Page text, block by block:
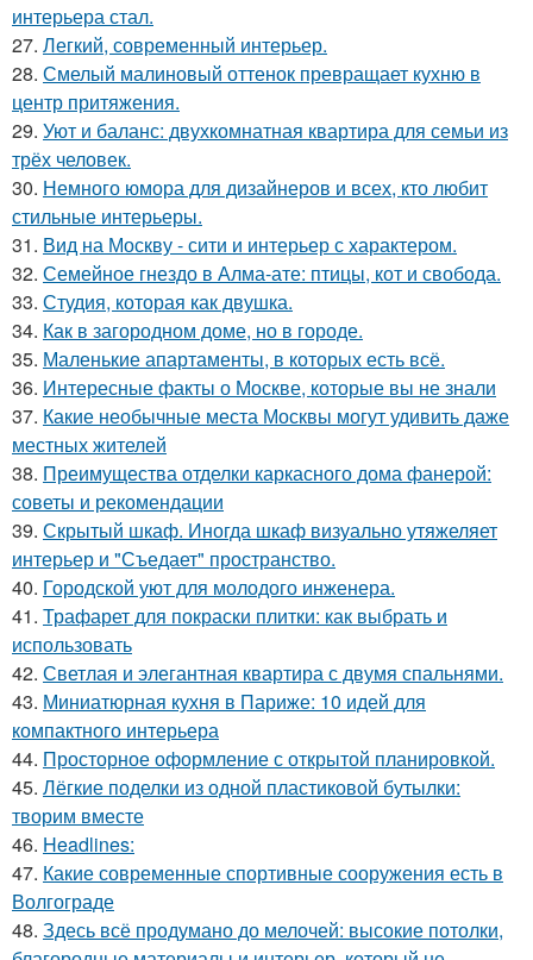
интерьера стал.
27. Легкий, современный интерьер.
28. Смелый малиновый оттенок превращает кухню в
центр притяжения.
29. Уют и баланс: двухкомнатная квартира для семьи из
трёх человек.
30. Немного юмора для дизайнеров и всех, кто любит
стильные интерьеры.
31. Вид на Москву - сити и интерьер с характером.
32. Семейное гнездо в Алма-ате: птицы, кот и свобода.
33. Студия, которая как двушка.
34. Как в загородном доме, но в городе.
35. Маленькие апартаменты, в которых есть всё.
36. Интересные факты о Москве, которые вы не знали
37. Какие необычные места Москвы могут удивить даже
местных жителей
38. Преимущества отделки каркасного дома фанерой:
советы и рекомендации
39. Скрытый шкаф. Иногда шкаф визуально утяжеляет
интерьер и "Съедает" пространство.
40. Городской уют для молодого инженера.
41. Трафарет для покраски плитки: как выбрать и
использовать
42. Светлая и элегантная квартира с двумя спальнями.
43. Миниатюрная кухня в Париже: 10 идей для
компактного интерьера
44. Просторное оформление с открытой планировкой.
45. Лёгкие поделки из одной пластиковой бутылки:
творим вместе
46. Headlines:
47. Какие современные спортивные сооружения есть в
Волгограде
48. Здесь всё продумано до мелочей: высокие потолки,